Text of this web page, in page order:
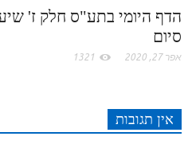
סיום
אפר 27, 2020 1321
אין תגובות